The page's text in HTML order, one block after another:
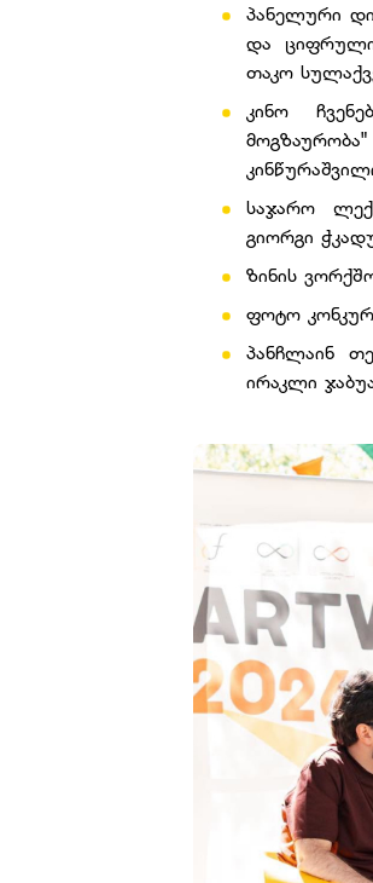
პანელური
და
თაკო
კინო
საჯარო
გიორგი
ზინის
ფოტო
პანჩლაინ
ირაკლი